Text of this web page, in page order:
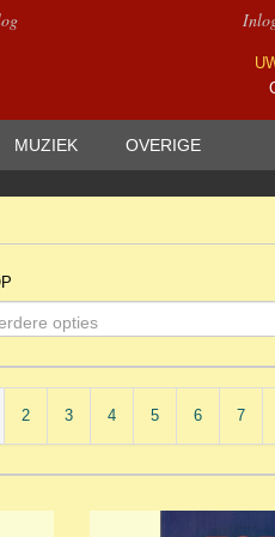
MUZIEK OVERIGE
opties
2 3 4 5 6 7